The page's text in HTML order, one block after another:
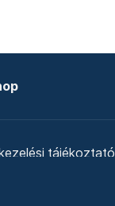
tájékoztató